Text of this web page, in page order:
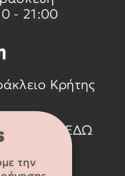
την
- 21:00
Κρήτης
ΕΔΩ